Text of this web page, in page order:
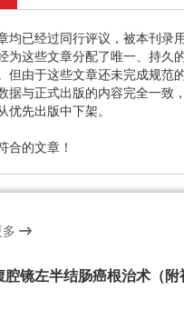
均已经过同行评议，被本刊录
为这些文章分配了唯一、持久
但由于这些文章还未完成规范
据与正式出版的内容完全一致
先出版中下架。
合的文章！
镜左半结肠癌根治术（附